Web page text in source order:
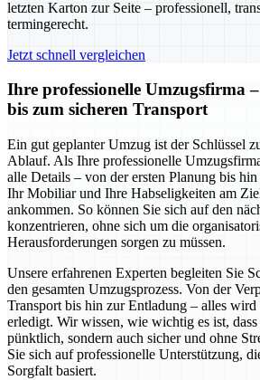
letzten Karton zur Seite – professionell,
termingerecht.
Jetzt schnell vergleichen
Ihre professionelle Umzugsfirma
bis zum sicheren Transport
Ein gut geplanter Umzug ist der Schlüssel
Ablauf. Als Ihre professionelle
alle Details – von der ersten Planung bis
Ihr Mobiliar und Ihre Habseligkeiten am
ankommen. So können Sie sich auf den
konzentrieren, ohne sich um die
Herausforderungen sorgen zu müssen.
Unsere erfahrenen Experten begleiten Sie
den gesamten Umzugsprozess. Von der
Transport bis hin zur Entladung – alles wird
erledigt. Wir wissen, wie wichtig es ist,
pünktlich, sondern auch sicher und ohne
Sie sich auf professionelle Unterstützung,
Sorgfalt basiert.